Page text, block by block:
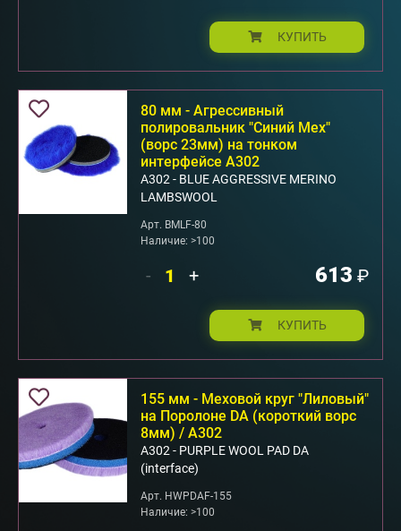
КУПИТЬ
80 мм - Агрессивный
полировальник "Синий Мех"
(ворс 23мм) на тонком
интерфейсе А302
А302 - BLUE AGGRESSIVE MERINO
LAMBSWOOL
Арт. BMLF-80
Наличие: >100
- + 613 ₽
КУПИТЬ
155 мм - Меховой круг "Лиловый"
на Поролоне DA (короткий ворс
8мм) / A302
А302 - PURPLE WOOL PAD DA
(interface)
Арт. HWPDAF-155
Наличие: >100